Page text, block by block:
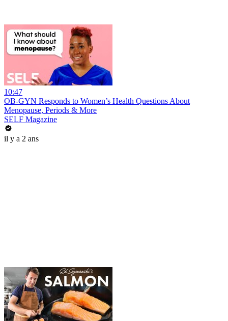
10:47
OB-GYN Responds to Women’s Health Questions About
Menopause, Periods & More
SELF Magazine
il y a 2 ans